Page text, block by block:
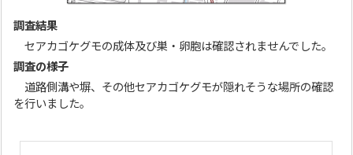
調査結果
セアカゴケグモの成体及び巣・卵胞は確認されませんでした。
調査の様子
道路側溝や塀、その他セアカゴケグモが隠れそうな場所の確認
を行いました。